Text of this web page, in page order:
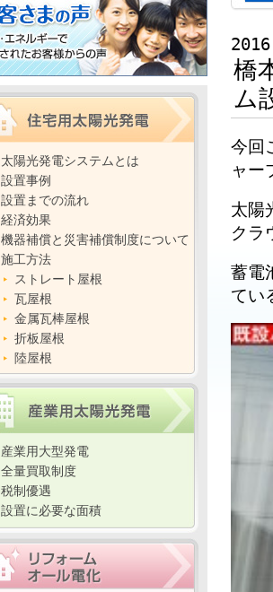
太陽光発電システムとは
設置事例
設置までの流れ
経済効果
機器補償と災害補償制度について
施工方法
ストレート屋根
瓦屋根
金属瓦棒屋根
折板屋根
陸屋根
産業用大型発電
全量買取制度
税制優遇
設置に必要な面積
橋
ム
今回
ャー
太陽
クラ
蓄電
てい